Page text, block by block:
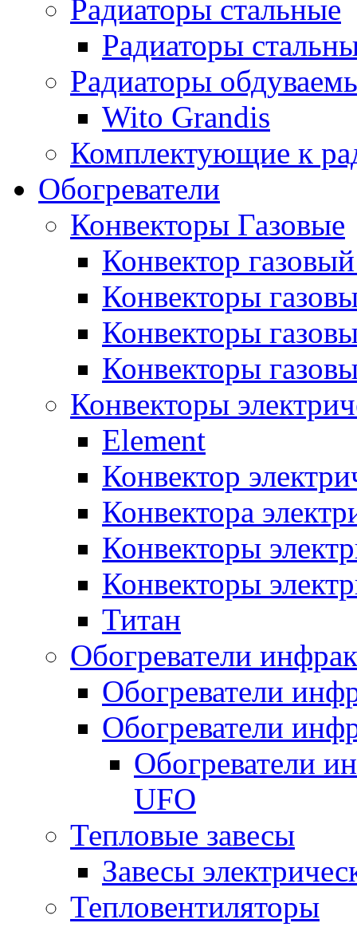
Радиаторы стальные
Радиаторы
Радиаторы
Wito Grandis
Комплектующие к
Обогреватели
Конвекторы Газовые
Конвектор
Конвекторы
Конвекторы
Конвекторы
Конвекторы
Element
Конвектор
Конвектора
Конвекторы
Конвекторы
Титан
Обогреватели
Обогреватели
Обогреватели
Обогреватели
UFO
Тепловые завесы
Завесы
Тепловентиляторы